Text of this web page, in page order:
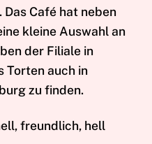
Café hat neben
kleine Auswahl an
der Filiale in
Torten auch in
zu finden.
freundlich, hell